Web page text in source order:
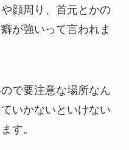
顔周り、首元とかの
が強いって言われま
で要注意な場所なん
いかないといけない
す。